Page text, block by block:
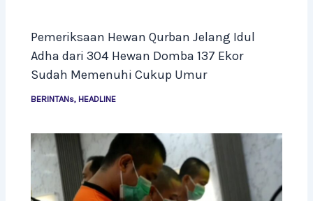
Pemeriksaan Hewan Qurban Jelang Idul
Adha dari 304 Hewan Domba 137 Ekor
Sudah Memenuhi Cukup Umur
BERINTANs, HEADLINE